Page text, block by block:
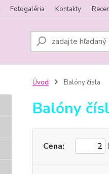
Fotogaléria Kontakty
Úvod Balóny čísla
Balóny
Cena: